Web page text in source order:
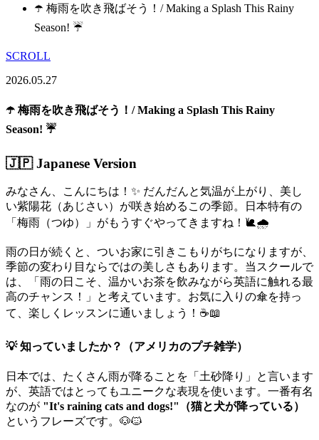
☂️ 梅雨を吹き飛ばそう！/ Making a Splash This Rainy
Season! ☔
SCROLL
2026.05.27
☂️ 梅雨を吹き飛ばそう！/ Making a Splash This Rainy
Season! ☔
🇯🇵 Japanese Version
みなさん、こんにちは！✨ だんだんと気温が上がり、美し
い紫陽花（あじさい）が咲き始めるこの季節。日本特有の
「梅雨（つゆ）」がもうすぐやってきますね！🐌🌧️
雨の日が続くと、ついお家に引きこもりがちになりますが、
季節の変わり目ならではの美しさもあります。当スクールで
は、「雨の日こそ、温かいお茶を飲みながら英語に触れる最
高のチャンス！」と考えています。お気に入りの傘を持っ
て、楽しくレッスンに通いましょう！☕📖
💡 知っていましたか？（アメリカのプチ雑学）
日本では、たくさん雨が降ることを「土砂降り」と言います
が、英語ではとってもユニークな表現を使います。一番有名
なのが "It's raining cats and dogs!"（猫と犬が降っている）
というフレーズです。🐶🐱